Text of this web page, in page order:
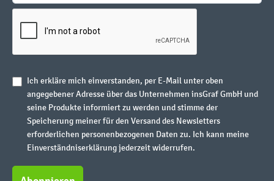
Ich erkläre mich einverstanden, per E-Mail unter oben
angegebener Adresse über das Unternehmen insGraf GmbH und
seine Produkte informiert zu werden und stimme der
Speicherung meiner für den Versand des Newsletters
erforderlichen personenbezogenen Daten zu. Ich kann meine
Einverständniserklärung jederzeit widerrufen.